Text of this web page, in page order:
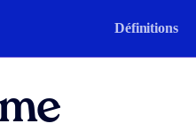
Définitions